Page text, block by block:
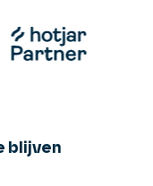
blijven